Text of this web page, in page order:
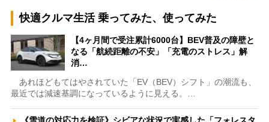
快適クルマ生活 乗ってみた、使ってみた
【4ヶ月間で受注累計6000台】BEV普及の障壁と
なる「航続距離の不安」「充電のストレス」解
消…
あれほどもてはやされていた「EV（BEV）シフト」の潮流も、
最近では減速基調になっているように見える。…